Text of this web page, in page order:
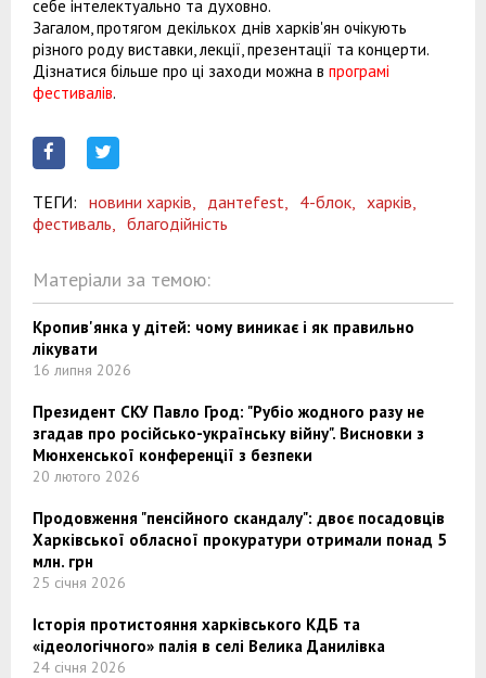
себе інтелектуально та духовно.
Загалом, протягом декількох днів харків'ян очікують
різного роду виставки, лекції, презентації та концерти.
Дізнатися більше про ці заходи можна в програмі
фестивалів.
ТЕГИ: новини харків, дантеfest, 4-блок,
харків,
фестиваль,
благодійність
Матеріали за темою:
Кропив'янка у дітей: чому виникає і як правильно
лікувати
16 липня 2026
Президент СКУ Павло Грод: "Рубіо жодного разу не
згадав про російсько-українську війну". Висновки з
Мюнхенської конференції з безпеки
20 лютого 2026
Продовження "пенсійного скандалу": двоє посадовців
Харківської обласної прокуратури отримали понад 5
млн. грн
25 січня 2026
Історія протистояння харківського КДБ та
«ідеологічного» палія в селі Велика Данилівка
24 січня 2026